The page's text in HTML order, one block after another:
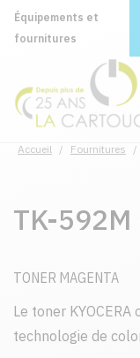
Équipements et
fournitures
Accueil / Fournitures /
TK-
TONER MAGENTA
Le toner
technologie de